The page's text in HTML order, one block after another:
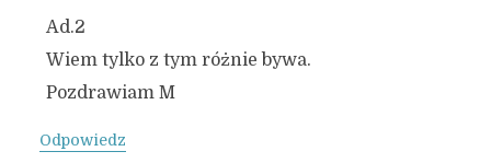
Ad.2
Wiem tylko z tym różnie bywa.
Pozdrawiam M
Odpowiedz